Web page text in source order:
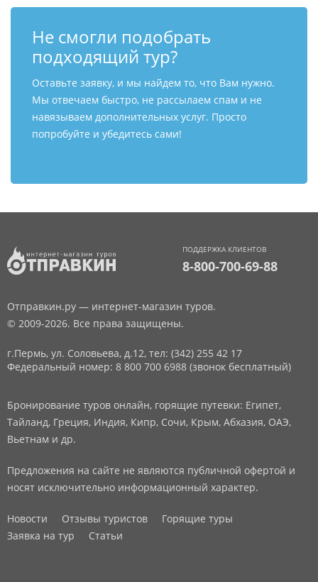
Не смогли подобрать
подходящий тур?
Оставьте заявку, и мы найдем то, что Вам нужно.
Мы отвечаем быстро, не рассылаем спам и не
навязываем дополнительных услуг. Просто
попробуйте и убедитесь сами!
ПОДДЕРЖКА КЛИЕНТОВ
8-800-700-69-88
Отправкин.ру — интернет-магазин туров.
© 2009-2026. Все права защищены.
г.Пермь, ул. Соловьева, д.12, тел: (342) 255 42 17
Федеральный номер: 8 800 700 6988 (звонок бесплатный)
Бронирование туров онлайн, горящие путевки: Египет,
Тайланд, Греция, Индия, Кипр, Сочи, Крым, Абхазия, ОАЭ,
Вьетнам и др.
Предложения на сайте не являются публичной офертой и
носят исключительно информационный характер.
Новости Отзывы туристов
Горящие туры
Заявка на тур
Статьи